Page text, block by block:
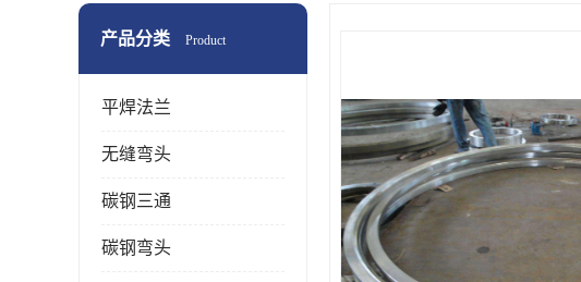
产品分类 Product
平焊法兰
无缝弯头
碳钢三通
碳钢弯头